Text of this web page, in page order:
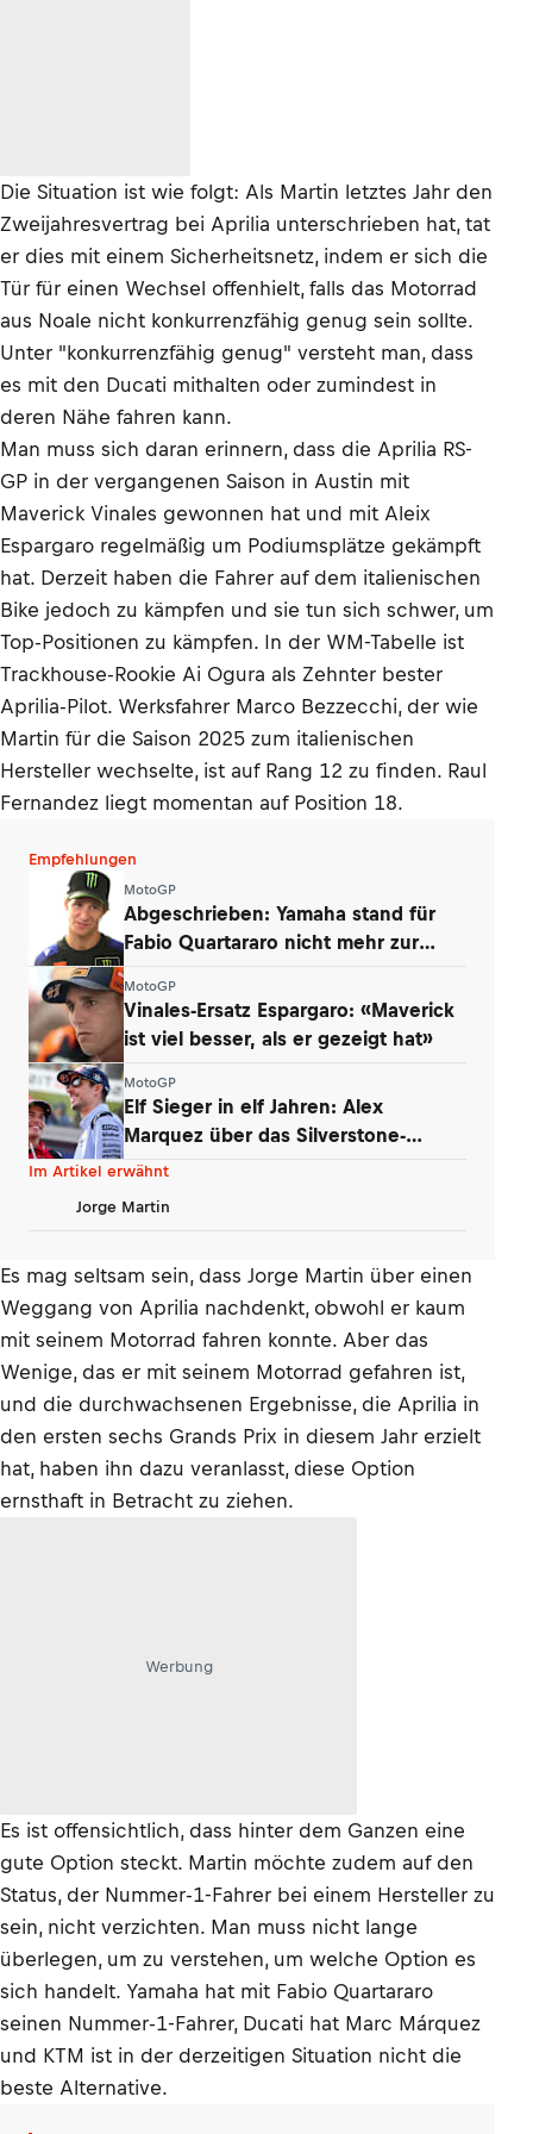
Die Situation ist wie folgt: Als Martin letztes Jahr den
Zweijahresvertrag bei Aprilia unterschrieben hat, tat
er dies mit einem Sicherheitsnetz, indem er sich die
Tür für einen Wechsel offenhielt, falls das Motorrad
aus Noale nicht konkurrenzfähig genug sein sollte.
Unter "konkurrenzfähig genug" versteht man, dass
es mit den Ducati mithalten oder zumindest in
deren Nähe fahren kann.
Man muss sich daran erinnern, dass die Aprilia RS-
GP in der vergangenen Saison in Austin mit
Maverick Vinales gewonnen hat und mit Aleix
Espargaro regelmäßig um Podiumsplätze gekämpft
hat. Derzeit haben die Fahrer auf dem italienischen
Bike jedoch zu kämpfen und sie tun sich schwer, um
Top-Positionen zu kämpfen. In der WM-Tabelle ist
Trackhouse-Rookie Ai Ogura als Zehnter bester
Aprilia-Pilot. Werksfahrer Marco Bezzecchi, der wie
Martin für die Saison 2025 zum italienischen
Hersteller wechselte, ist auf Rang 12 zu finden. Raul
Fernandez liegt momentan auf Position 18.
Empfehlungen
MotoGP
Abgeschrieben: Yamaha stand für
Fabio Quartararo nicht mehr zur
MotoGP
Vinales-Ersatz Espargaro: «Maverick
ist viel besser, als er gezeigt hat»
MotoGP
Elf Sieger in elf Jahren: Alex
Marquez über das Silverstone-
Phänomen
Im Artikel erwähnt
Jorge Martin
Es mag seltsam sein, dass Jorge Martin über einen
Weggang von Aprilia nachdenkt, obwohl er kaum
mit seinem Motorrad fahren konnte. Aber das
Wenige, das er mit seinem Motorrad gefahren ist,
und die durchwachsenen Ergebnisse, die Aprilia in
den ersten sechs Grands Prix in diesem Jahr erzielt
hat, haben ihn dazu veranlasst, diese Option
ernsthaft in Betracht zu ziehen.
Werbung
Es ist offensichtlich, dass hinter dem Ganzen eine
gute Option steckt. Martin möchte zudem auf den
Status, der Nummer-1-Fahrer bei einem Hersteller zu
sein, nicht verzichten. Man muss nicht lange
überlegen, um zu verstehen, um welche Option es
sich handelt. Yamaha hat mit Fabio Quartararo
seinen Nummer-1-Fahrer, Ducati hat Marc Márquez
und KTM ist in der derzeitigen Situation nicht die
beste Alternative.